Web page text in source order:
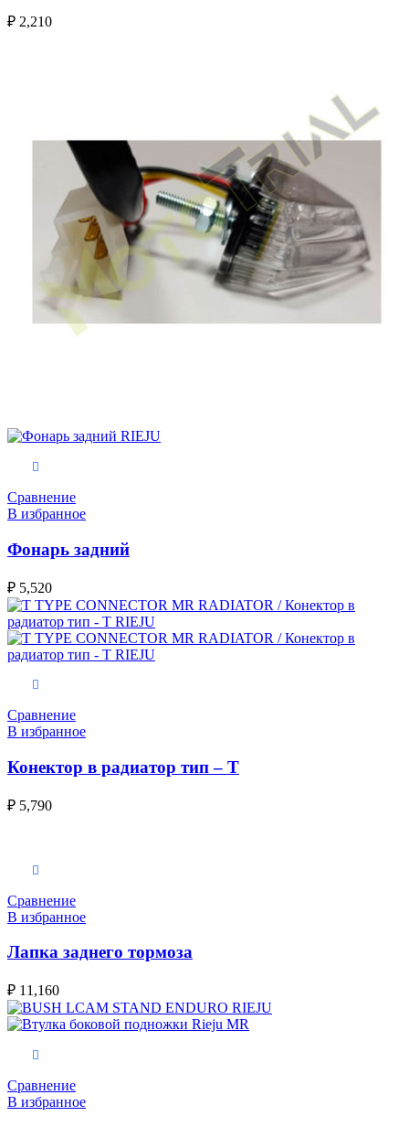
₽ 2,210
Сравнение
В избранное
Фонарь задний
₽ 5,520
Сравнение
В избранное
Конектор в радиатор тип – Т
₽ 5,790
Сравнение
В избранное
Лапка заднего тормоза
₽ 11,160
Сравнение
В избранное